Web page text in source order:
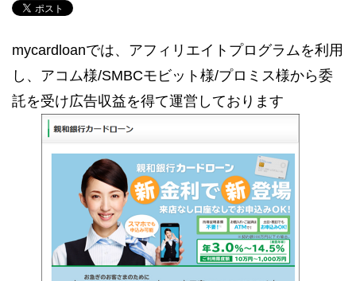
mycardloanでは、アフィリエイトプログラムを利用
し、アコム様/SMBCモビット様/プロミス様から委
託を受け広告収益を得て運営しております